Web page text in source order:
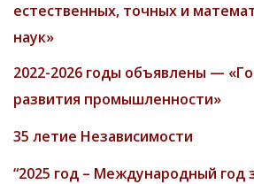
естественных, точных и
наук»
2022-2026 годы объявлены —
развития промышленности»
35 летие Независимости
“2025 год – Международный год